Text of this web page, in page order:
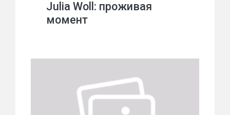
Julia Woll: проживая
момент